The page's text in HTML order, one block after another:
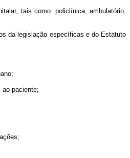
tais como: policlínica, ambulatório,
da legislação específicas e do Estatuto
paciente;